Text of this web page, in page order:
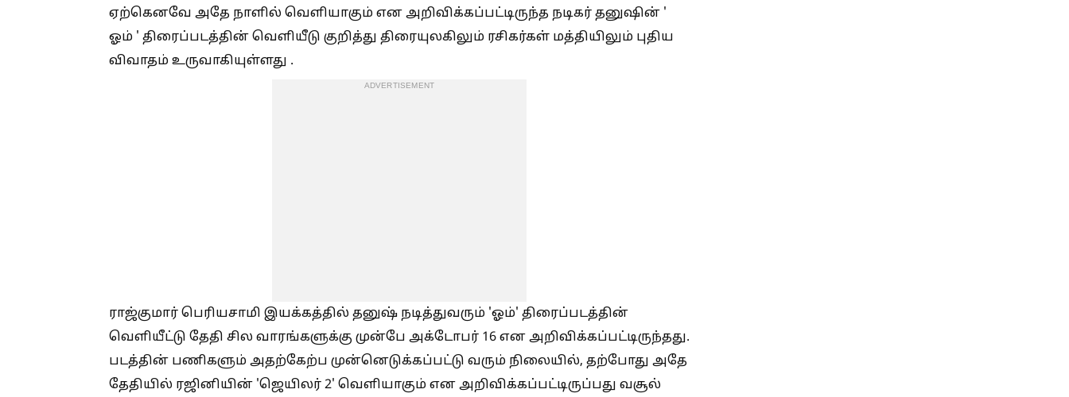
ஏற்கெனவே அதே நாளில் வெளியாகும் என அறிவிக்கப்பட்டிருந்த நடிகர் தனுஷின் '
ஓம் ' திரைப்படத்தின் வெளியீடு குறித்து திரையுலகிலும் ரசிகர்கள் மத்தியிலும் புதிய
விவாதம் உருவாகியுள்ளது .
ADVERTISEMENT
ராஜ்குமார் பெரியசாமி இயக்கத்தில் தனுஷ் நடித்துவரும் 'ஓம்' திரைப்படத்தின்
வெளியீட்டு தேதி சில வாரங்களுக்கு முன்பே அக்டோபர் 16 என அறிவிக்கப்பட்டிருந்தது.
படத்தின் பணிகளும் அதற்கேற்ப முன்னெடுக்கப்பட்டு வரும் நிலையில், தற்போது அதே
தேதியில் ரஜினியின் 'ஜெயிலர் 2' வெளியாகும் என அறிவிக்கப்பட்டிருப்பது வசூல்